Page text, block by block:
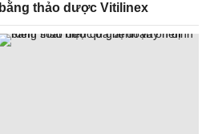
bằng thảo dược Vitilinex